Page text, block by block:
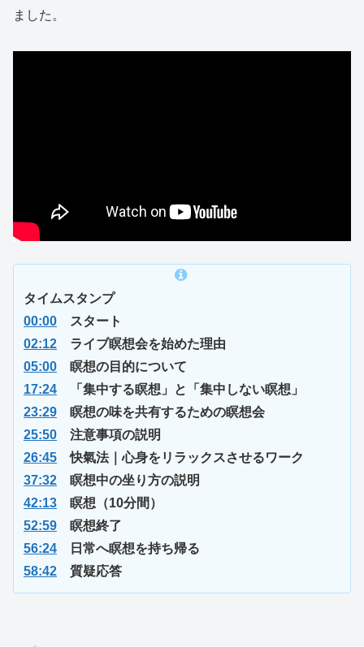
ました。
タイムスタンプ
00:00 スタート
02:12 ライブ瞑想会を始めた理由
05:00 瞑想の目的について
17:24 「集中する瞑想」と「集中しない瞑想」
23:29 瞑想の味を共有するための瞑想会
25:50 注意事項の説明
26:45 快氣法｜心身をリラックスさせるワーク
37:32 瞑想中の坐り方の説明
42:13 瞑想（10分間）
52:59 瞑想終了
56:24 日常へ瞑想を持ち帰る
58:42 質疑応答